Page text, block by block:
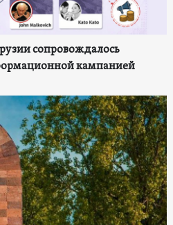
сопровождалось
кампанией